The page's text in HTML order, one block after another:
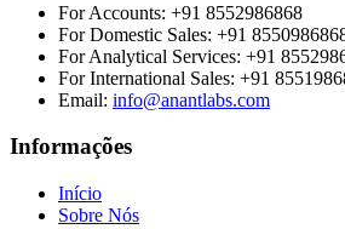
For Accounts: +91 8552986868
For Domestic Sales: +91
For Analytical Services: +91
For International Sales: +91
Email: info@anantlabs.com
Informações
Início
Sobre Nós